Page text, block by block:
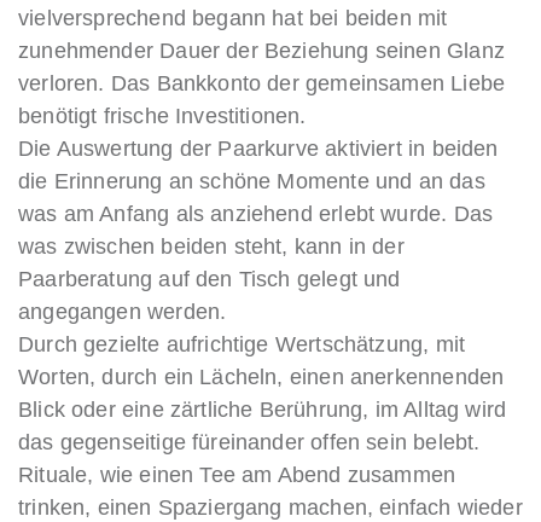
vielversprechend begann hat bei beiden mit
zunehmender Dauer der Beziehung seinen Glanz
verloren. Das Bankkonto der gemeinsamen Liebe
benötigt frische Investitionen.
Die Auswertung der Paarkurve aktiviert in beiden
die Erinnerung an schöne Momente und an das
was am Anfang als anziehend erlebt wurde. Das
was zwischen beiden steht, kann in der
Paarberatung auf den Tisch gelegt und
angegangen werden.
Durch gezielte aufrichtige Wertschätzung, mit
Worten, durch ein Lächeln, einen anerkennenden
Blick oder eine zärtliche Berührung, im Alltag wird
das gegenseitige füreinander offen sein belebt.
Rituale, wie einen Tee am Abend zusammen
trinken, einen Spaziergang machen, einfach wieder